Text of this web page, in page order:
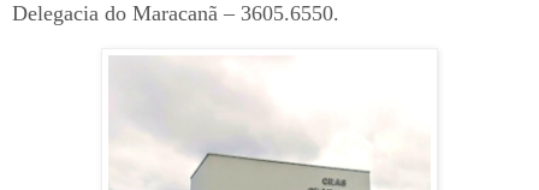
Delegacia do Maracanã – 3605.6550.